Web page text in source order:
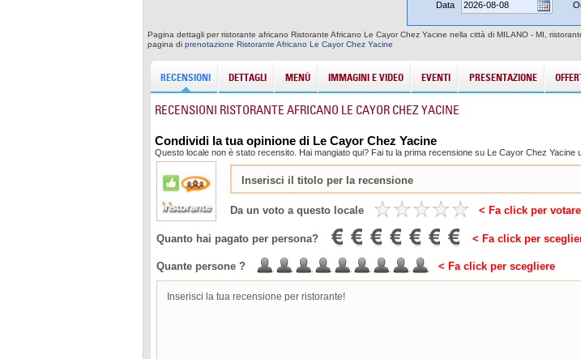
Data
Pagina dettagli per ristorante africano Ristorante Africano Le Cayor Chez Yacine nella città di MILANO - MI,
pagina di prenotazione Ristorante Africano Le Cayor Chez Yacine
RECENSIONI DETTAGLI MENÙ IMMAGINI E VIDEO EVENTI PRESENTAZIONE
RECENSIONI RISTORANTE AFRICANO LE CAYOR CHEZ YACINE
Condividi la tua opinione di Le Cayor Chez Yacine
Questo locale non è stato recensito. Hai mangiato qui? Fai tu la prima recensione su Le Cayor Chez Yacine
Da un voto a questo locale < Fa click per votare
Quanto hai pagato per persona? < Fa click per
Quante persone ? < Fa click per scegliere